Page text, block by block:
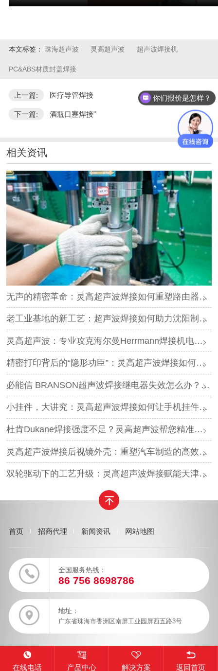
本文标签： 珠海超声波 灵高超声波 超声波焊接机
PC&ABS材质封盖焊接
上一篇: 医疗导管焊接
下一篇: 酒瓶口塞焊接"
相关资讯
无声的精密革命：灵高超声波焊接如何重塑路由器外壳制造？
老工业基地的新工艺：超声波焊接如何助力沈阳制造转型？
灵高超声波：专业攻克海尔曼Herrmann焊接机电路板短路难题
精密打印背后的“隐形功臣”：灵高超声波焊接如何让喷墨头支架更可靠？
必能信 BRANSON超声波焊接继电器失效怎么办？灵高超声波“四步维修法”精准破局
小挂件，大讲究：灵高超声波焊接如何让手机挂件更“抗造”？
杜肯Dukane焊接强度不足？灵高超声波帮您精准破局
灵高超声波焊接后视镜外壳：重塑汽车制造的高效与美学
双轮驱动下的工艺升级：灵高超声波焊接赋能天津汽车与电子产业
首页 招商代理 新闻资讯 网站地图
全国服务热线：
86 756 8698786
地址：
广东省珠海市香洲区南屏工业园屏西五路3号
在线电话 产品中心 解决方案 返回首页
你们报价是怎样？